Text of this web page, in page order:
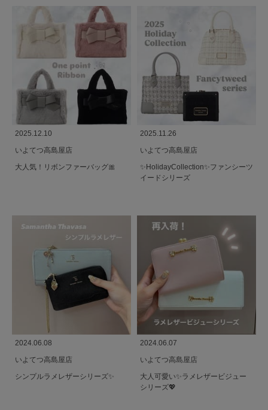
2025.12.10
いよてつ高島屋店
大人気！リボンファーバッグ🎀
2025.11.26
いよてつ高島屋店
✨️HolidayCollection✨️ファンシーツ
イードシリーズ
2024.06.08
いよてつ高島屋店
シンプルラメレザーシリーズ✨️
2024.06.07
いよてつ高島屋店
大人可愛い✨️ラメレザービジュー
シリーズ💖